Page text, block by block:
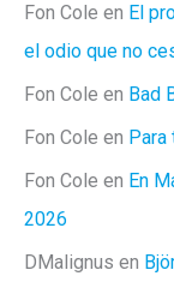
Fon Cole en El
el odio que no
Fon Cole en Bad
Fon Cole en Para
Fon Cole en En
2026
DMalignus en